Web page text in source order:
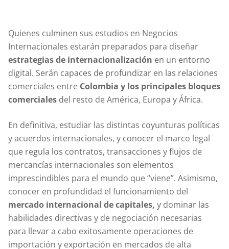
Quienes culminen sus estudios en Negocios
Internacionales estarán preparados para diseñar
estrategias de internacionalización en un entorno
digital. Serán capaces de profundizar en las relaciones
comerciales entre Colombia y los principales bloques
comerciales del resto de América, Europa y África.
En definitiva, estudiar las distintas coyunturas políticas
y acuerdos internacionales, y conocer el marco legal
que regula los contratos, transacciones y flujos de
mercancías internacionales son elementos
imprescindibles para el mundo que “viene”. Asimismo,
conocer en profundidad el funcionamiento del
mercado internacional de capitales, y dominar las
habilidades directivas y de negociación necesarias
para llevar a cabo exitosamente operaciones de
importación y exportación en mercados de alta